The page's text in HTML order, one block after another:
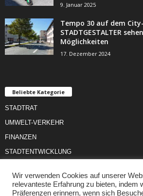
9. Januar 2025
Tempo 30 auf dem
STADTGESTALTER
Möglichkeiten
17. Dezember 2024
Beliebte Kategorie
STADTRAT
UMWELT-VERKEHR
FINANZEN
STADTENTWICKLUNG
SOZIALES
Wir verwenden Cookies auf unserer
relevanteste Erfahrung zu bieten, indem
Präferenzen erinnern, wenn sich